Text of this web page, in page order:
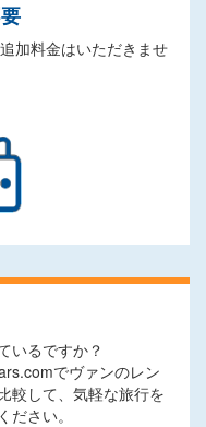
加料金はいただきませ
いるですか？
でヴァンのレン
較して、気軽な旅行を
ださい。